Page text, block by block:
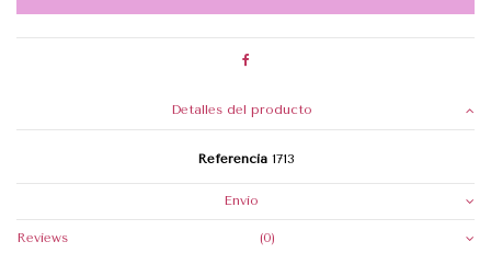
Detalles del producto
Referencia 1713
Envio
Reviews (0)